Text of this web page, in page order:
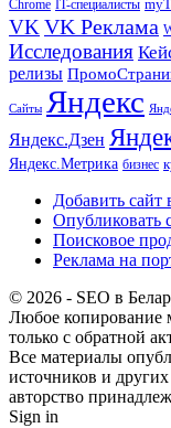
Chrome IT-специалисты
VKVK Реклама
Исследования
релизы
Сайты Яндекс
Яндекс.Дзен
Яндекс.Метрика бизнес
Добавить сайт
Опубликовать
Поисковое
Реклама на
© 2026 - SEO в
Любое копирование
только с обратной
Все материалы
источников и
авторство
Sign in